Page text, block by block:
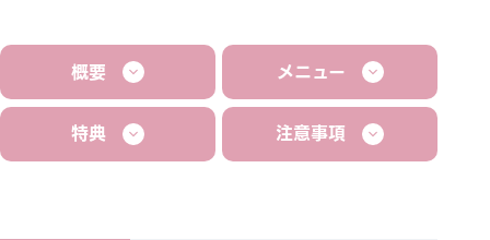
概要 メニュー
特典 注意事項